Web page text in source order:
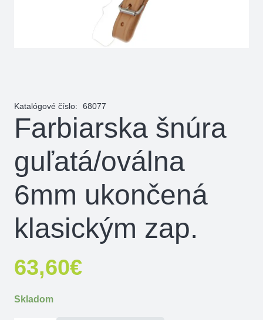
Katalógové číslo: 68077
Farbiarska šnúra
guľatá/oválna
6mm ukončená
klasickým zap.
63,60€
Skladom